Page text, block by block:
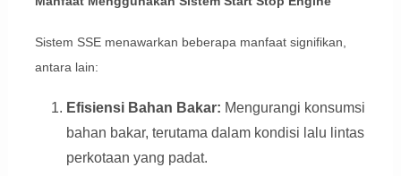
Sistem SSE menawarkan beberapa manfaat signifikan,
antara lain:
Efisiensi Bahan Bakar: Mengurangi konsumsi
bahan bakar, terutama dalam kondisi lalu lintas
perkotaan yang padat.